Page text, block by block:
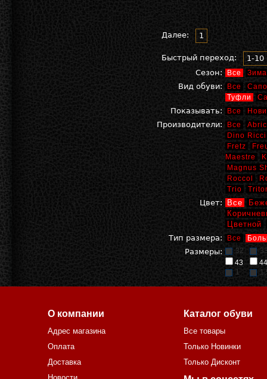
Далее: 1
Быстрый переход:
1-10
Сезон:
Все Зима
Вид обуви: Все
Туфли
Показывать: Все
Производители: Все
Dino Ricci
Fretz
Maestre
Magnus
Roccol
Trio
Цвет: Все
Цветной
Тип размера:
Все
Размеры: 32
43
44
1
О компании
Адрес магазина
Оплата
Доставка
Каталог обуви
Все товары
Только Новинки
Только Дисконт